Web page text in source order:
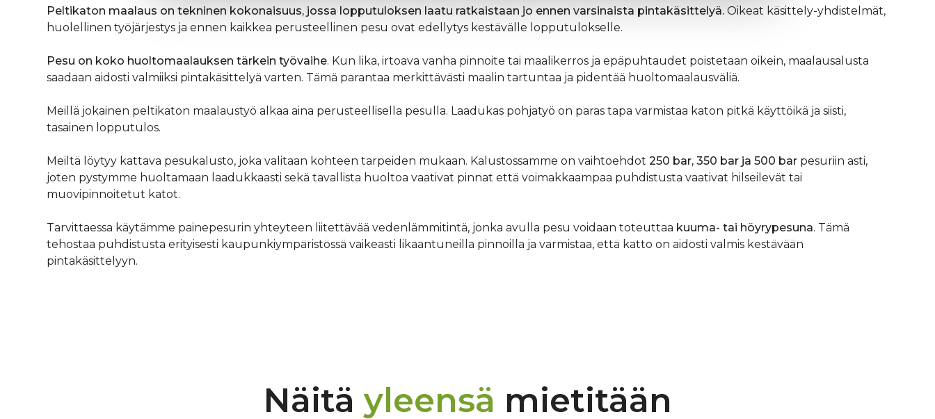
Peltikaton maalaus on tekninen kokonaisuus, jossa lopputuloksen laatu ratkaistaan jo ennen varsinaista pintakäsittelyä. Oikeat käsittely-yhdistelmät,
huolellinen työjärjestys ja ennen kaikkea perusteellinen pesu ovat edellytys kestävälle lopputulokselle.
Pesu on koko huoltomaalauksen tärkein työvaihe. Kun lika, irtoava vanha pinnoite tai maalikerros ja epäpuhtaudet poistetaan oikein, maalausalusta
saadaan aidosti valmiiksi pintakäsittelyä varten. Tämä parantaa merkittävästi maalin tartuntaa ja pidentää huoltomaalausväliä.
Meillä jokainen peltikaton maalaustyö alkaa aina perusteellisella pesulla. Laadukas pohjatyö on paras tapa varmistaa katon pitkä käyttöikä ja siisti,
tasainen lopputulos.
Meiltä löytyy kattava pesukalusto, joka valitaan kohteen tarpeiden mukaan. Kalustossamme on vaihtoehdot250 bar, 350 bar ja 500 bar pesuriin asti,
joten pystymme huoltamaan laadukkaasti sekä tavallista huoltoa vaativat pinnat että voimakkaampaa puhdistusta vaativat hilseilevät tai
muovipinnoitetut katot.
Tarvittaessa käytämme painepesurin yhteyteen liitettävää vedenlämmitintä, jonka avulla pesu voidaan toteuttaa kuuma- tai höyrypesuna. Tämä
tehostaa puhdistusta erityisesti kaupunkiympäristössä vaikeasti likaantuneilla pinnoilla ja varmistaa, että katto on aidosti valmis kestävään
pintakäsittelyyn.
Näitä yleensä mietitään